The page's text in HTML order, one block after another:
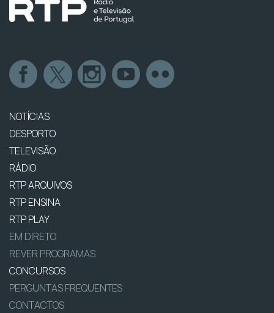
NOTÍCIAS
DESPORTO
TELEVISÃO
RÁDIO
RTP ARQUIVOS
RTP ENSINA
RTP PLAY
EM DIRETO
REVER PROGRAMAS
CONCURSOS
PERGUNTAS FREQUENTES
CONTACTOS